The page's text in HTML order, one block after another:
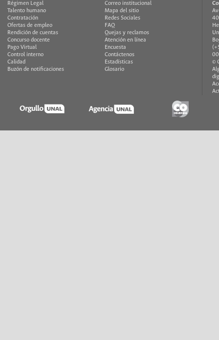
Régimen Legal
Talento humano
Contratación
Ofertas de empleo
Rendición de cuentas
Concurso docente
Pago Virtual
Control interno
Calidad
Buzón de notificaciones
Correo institucional
Mapa del sitio
Redes Sociales
FAQ
Quejas y reclamos
Atención en línea
Encuesta
Contáctenos
Estadísticas
Glosario
©